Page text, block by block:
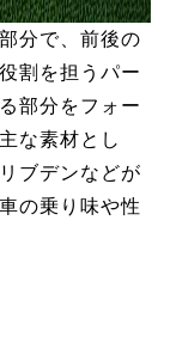
分で、前後の
割を担うパー
部分をフォー
な素材とし
ブデンなどが
の乗り味や性